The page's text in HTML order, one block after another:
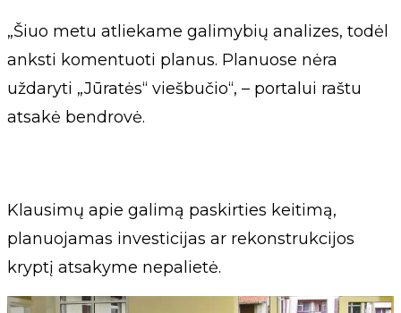
„Šiuo metu atliekame galimybių analizes, todėl
anksti komentuoti planus. Planuose nėra
uždaryti „Jūratės“ viešbučio“, – portalui raštu
atsakė bendrovė.
Klausimų apie galimą paskirties keitimą,
planuojamas investicijas ar rekonstrukcijos
kryptį atsakyme nepalietė.